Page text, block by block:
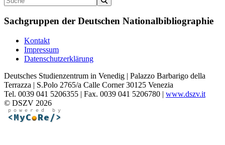
Sachgruppen der Deutschen Nationalbibliographie
Kontakt
Impressum
Datenschutzerklärung
Deutsches Studienzentrum in Venedig | Palazzo Barbarigo della
Terrazza | S.Polo 2765/a Calle Corner 30125 Venezia
Tel. 0039 041 5206355 | Fax. 0039 041 5206780 | www.dszv.it
© DSZV 2026